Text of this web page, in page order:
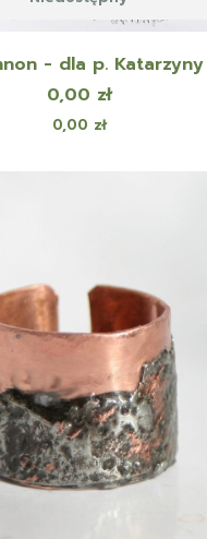
- dla p. Katarzyny
Cena
0,00 zł
Cena
0,00 zł